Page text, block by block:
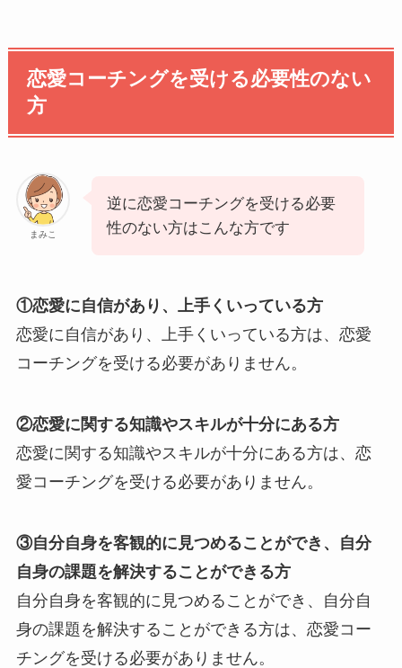
恋愛コーチングを受ける必要性のない
方
まみこ
逆に恋愛コーチングを受ける必要
性のない方はこんな方です
①恋愛に自信があり、上手くいっている方
恋愛に自信があり、上手くいっている方は、恋愛
コーチングを受ける必要がありません。
②恋愛に関する知識やスキルが十分にある方
恋愛に関する知識やスキルが十分にある方は、恋
愛コーチングを受ける必要がありません。
③自分自身を客観的に見つめることができ、自分
自身の課題を解決することができる方
自分自身を客観的に見つめることができ、自分自
身の課題を解決することができる方は、恋愛コー
チングを受ける必要がありません。